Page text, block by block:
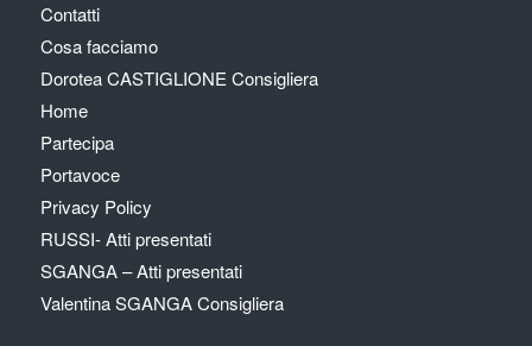
Contatti
Cosa facciamo
Dorotea CASTIGLIONE Consigliera
Home
Partecipa
Portavoce
Privacy Policy
RUSSI- Atti presentati
SGANGA – Atti presentati
Valentina SGANGA Consigliera